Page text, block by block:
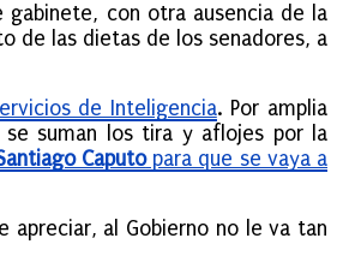
gabinete, con otra ausencia de la
de las dietas de los senadores, a
de Inteligencia. Por amplia
se suman los tira y aflojes por la
Caputopara que se vaya a
apreciar, al Gobierno no le va tan